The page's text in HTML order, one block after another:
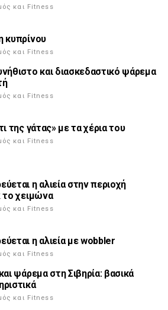
και Fitness
κυπρίνου
και Fitness
και διασκεδαστικό ψάρεμα
και Fitness
της γάτας» με τα χέρια του
και Fitness
η αλιεία στην περιοχή
χειμώνα
και Fitness
η αλιεία με wobbler
και Fitness
ψάρεμα στη Σιβηρία: βασικά
και Fitness